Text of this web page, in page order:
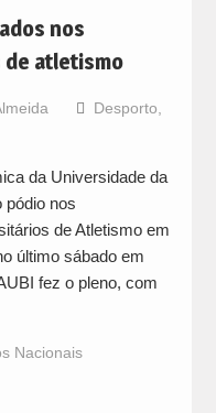
nos
atletismo
Desporto,
da Universidade da
pódio nos
de Atletismo em
último sábado em
fez o pleno, com
Nacionais